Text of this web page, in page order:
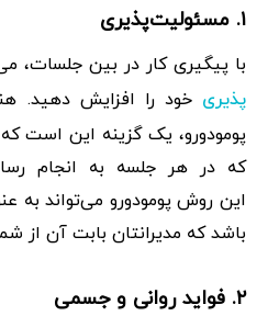
۱. مسئولیت‌پذیری
با پیگیری کار در بین جلسات،
پذیری خود را افزایش دهید.
پومودورو، یک گزینه این است
که در هر جلسه به انجام
این روش پومودورو می‌تواند به
باشد که مدیرانتان بابت آن از
۲. فواید روانی و جسمی